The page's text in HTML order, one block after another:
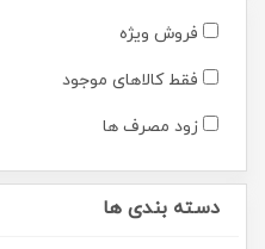
فروش ویژه
فقط کالاهای موجود
زود مصرف ها
دسته بندی ها